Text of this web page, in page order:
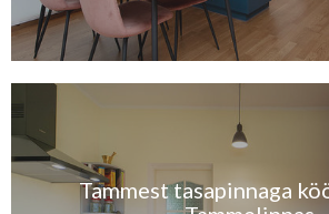
Tammest tasapinnaga